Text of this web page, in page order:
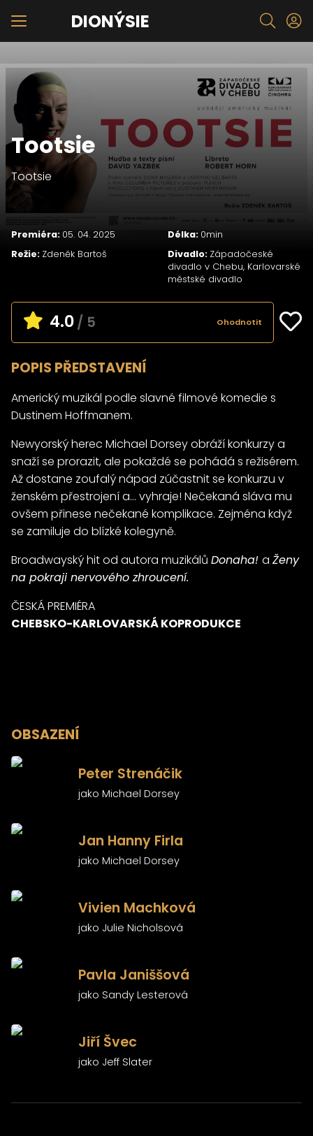
DIONÝSIE
Tootsie
Tootsie
4.0/ 5 Ohodnotit
Premiéra: 05. 04. 2025 Délka: 0min
Režie: Zdeněk Bartoš Divadlo: Západočeské
divadlo v Chebu, Karlovarské
městské divadlo
POPIS PŘEDSTAVENÍ
Americký muzikál podle slavné filmové komedie s
Dustinem Hoffmanem.
Newyorský herec Michael Dorsey obráží konkurzy a
snaží se prorazit, ale pokaždé se pohádá s režisérem.
Až dostane zoufalý nápad zúčastnit se konkurzu v
ženském přestrojení a… vyhraje! Nečekaná sláva mu
ovšem přinese nečekané komplikace. Zejména když
se zamiluje do blízké kolegyně.
Broadwayský hit od autora muzikálů Donaha! a Ženy
na pokraji nervového zhroucení.
ČESKÁ PREMIÉRA
CHEBSKO-KARLOVARSKÁ KOPRODUKCE
OBSAZENÍ
) Peter Strenáčik
jako Michael Dorsey
) Jan Hanny Firla
jako Michael Dorsey
) Vivien Machková
jako Julie Nicholsová
) Pavla Janiššová
jako Sandy Lesterová
) Jiří Švec
jako Jeff Slater